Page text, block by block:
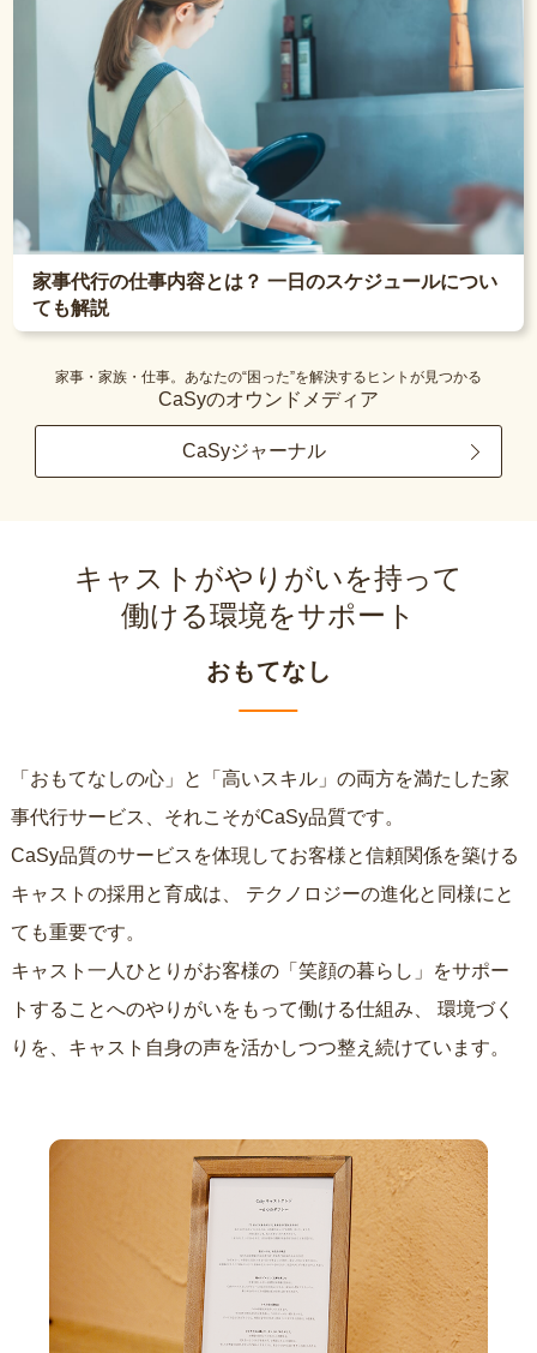
家事代行の仕事内容とは？ 一日のスケジュールについ
ても解説
家事・家族・仕事。あなたの“困った”を解決するヒントが見つかる
CaSyのオウンドメディア
CaSyジャーナル
キャストがやりがいを持って
働ける環境をサポート
おもてなし
「おもてなしの心」と「高いスキル」の両方を満たした家
事代行サービス、それこそがCaSy品質です。
CaSy品質のサービスを体現してお客様と信頼関係を築ける
キャストの採用と育成は、
ても重要です。
キャスト一人ひとりがお客様の「笑顔の暮らし」をサポー
トすることへのやりがいをもって働ける仕組み、
りを、キャスト自身の声を活かしつつ整え続けています。